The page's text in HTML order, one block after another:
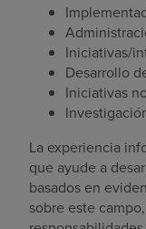
Iniciativas/
Desarrollo
Iniciativas
La experiencia
que ayude a
basados en
sobre este